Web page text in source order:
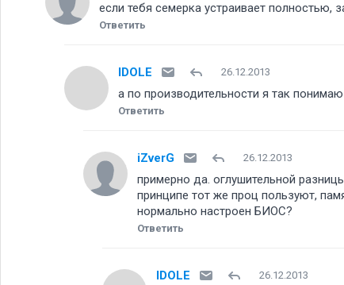
если тебя семерка устраивает
Ответить
IDOLE 26.12.2013
а по производительности я так
Ответить
iZverG 26.12.2013
примерно да. оглушительной
принципе тот же проц пользуют,
нормально настроен БИОС
Ответить
IDOLE 26.12.2013